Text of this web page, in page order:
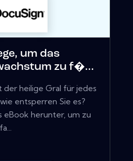
um das
zu f�...
der heilige Gral für jedes
entsperren Sie es?
eBook herunter, um zu